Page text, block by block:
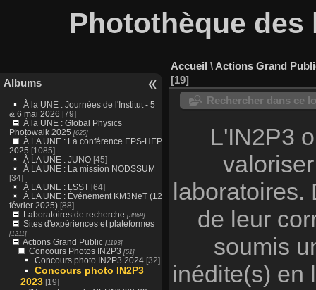
Photothèque des
Albums
À la UNE : Journées de l'Institut - 5
& 6 mai 2026 [79]
À la UNE : Global Physics
Photowalk 2025 [625]
À LA UNE : La conférence EPS-HEP
2025 [1085]
À LA UNE : JUNO [45]
À LA UNE : La mission NODSSUM
[34]
À LA UNE : LSST[64]
À LA UNE : Événement KM3NeT (12
février 2025)[88]
Laboratoires de recherche [3869]
Sites d'expériences et plateformes
[1211]
Actions Grand Public[1193]
Concours Photos IN2P3 [51]
Concours photo IN2P3 2024[32]
Concours photo IN2P3
2023[19]
Accueil \ Actions Grand
19
Rechercher dans ce
L'IN2P3
laboratoires.
de leur
soumis
inédite(s) en